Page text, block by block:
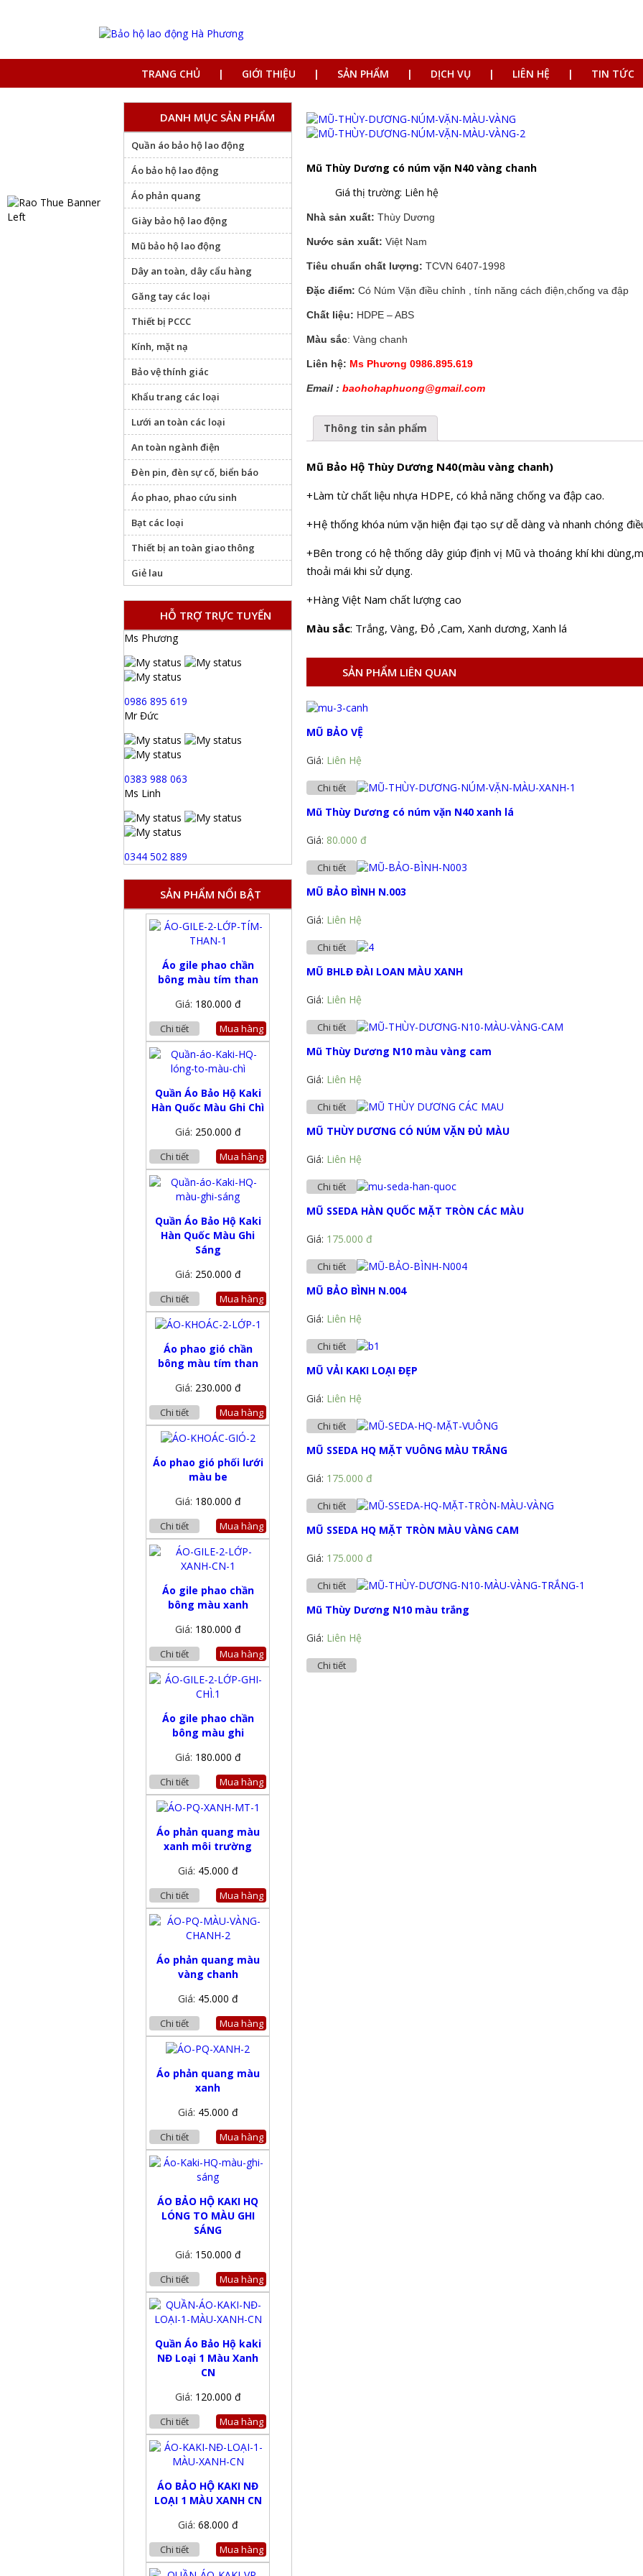
TRANG CHỦ GIỚI THIỆU SẢN PHẨM DỊCH VỤ LIÊN HỆ TIN TỨC
Mũ Thùy Dương có núm vặn N40 vàng chanh
Giá thị trường: Liên hệ
Nhà sản xuất: Thùy Dương
Nước sản xuất: Việt Nam
Tiêu chuẩn chất lượng: TCVN 6407-1998
Đặc điểm: Có Núm Vặn điều chỉnh , tính năng cách điện,chống va đập
Chất liệu: HDPE – ABS
Màu sắc: Vàng chanh
Liên hệ: Ms Phương 0986.895.619
Email : baohohaphuong@gmail.com
Thông tin sản phẩm
Mũ Bảo Hộ Thùy Dương N40(màu vàng chanh)
+Làm từ chất liệu nhựa HDPE, có khả năng chống va đập cao.
+Hệ thống khóa núm vặn hiện đại tạo sự dễ dàng và nhanh chóng
+Bên trong có hệ thống dây giúp định vị Mũ và thoáng khí khi
thoải mái khi sử dụng.
+Hàng Việt Nam chất lượng cao
Màu sắc: Trắng, Vàng, Đỏ ,Cam, Xanh dương, Xanh lá
SẢN PHẨM LIÊN QUAN
MŨ BẢO VỆ
Giá: Liên Hệ
Chi tiết
Mũ Thùy Dương có núm vặn N40 xanh lá
Giá: 80.000 đ
Chi tiết
MŨ BẢO BÌNH N.003
Giá: Liên Hệ
Chi tiết
MŨ BHLĐ ĐÀI LOAN MÀU XANH
Giá: Liên Hệ
Chi tiết
Mũ Thùy Dương N10 màu vàng cam
Giá: Liên Hệ
Chi tiết
MŨ THÙY DƯƠNG CÓ NÚM VẶN ĐỦ MÀU
Giá: Liên Hệ
Chi tiết
MŨ SSEDA HÀN QUỐC MẶT TRÒN CÁC MÀU
Giá: 175.000 đ
Chi tiết
MŨ BẢO BÌNH N.004
Giá: Liên Hệ
Chi tiết
MŨ VẢI KAKI LOẠI ĐẸP
Giá: Liên Hệ
Chi tiết
MŨ SSEDA HQ MẶT VUÔNG MÀU TRẮNG
Giá: 175.000 đ
Chi tiết
MŨ SSEDA HQ MẶT TRÒN MÀU VÀNG CAM
Giá: 175.000 đ
Chi tiết
Mũ Thùy Dương N10 màu trắng
Giá: Liên Hệ
Chi tiết
DANH MỤC SẢN PHẨM
Quần áo bảo hộ lao động
Áo bảo hộ lao động
Áo phản quang
Giày bảo hộ lao động
Mũ bảo hộ lao động
Dây an toàn, dây cẩu hàng
Găng tay các loại
Thiết bị PCCC
Kính, mặt nạ
Bảo vệ thính giác
Khẩu trang các loại
Lưới an toàn các loại
An toàn ngành điện
Đèn pin, đèn sự cố, biển báo
Áo phao, phao cứu sinh
Bạt các loại
Thiết bị an toàn giao thông
Giẻ lau
HỖ TRỢ TRỰC TUYẾN
Ms Phương
0986 895 619
Mr Đức
0383 988 063
Ms Linh
0344 502 889
SẢN PHẨM NỔI BẬT
Áo gile phao chần
bông màu tím than
Giá: 180.000 đ
Chi tiết Mua hàng
Quần Áo Bảo Hộ Kaki
Hàn Quốc Màu Ghi Chì
Giá: 250.000 đ
Chi tiết Mua hàng
Quần Áo Bảo Hộ Kaki
Hàn Quốc Màu Ghi
Sáng
Giá: 250.000 đ
Chi tiết Mua hàng
Áo phao gió chần
bông màu tím than
Giá: 230.000 đ
Chi tiết Mua hàng
Áo phao gió phối lưới
màu be
Giá: 180.000 đ
Chi tiết Mua hàng
Áo gile phao chần
bông màu xanh
Giá: 180.000 đ
Chi tiết Mua hàng
Áo gile phao chần
bông màu ghi
Giá: 180.000 đ
Chi tiết Mua hàng
Áo phản quang màu
xanh môi trường
Giá: 45.000 đ
Chi tiết Mua hàng
Áo phản quang màu
vàng chanh
Giá: 45.000 đ
Chi tiết Mua hàng
Áo phản quang màu
xanh
Giá: 45.000 đ
Chi tiết Mua hàng
ÁO BẢO HỘ KAKI HQ
LÓNG TO MÀU GHI
SÁNG
Giá: 150.000 đ
Chi tiết Mua hàng
Quần Áo Bảo Hộ kaki
NĐ Loại 1 Màu Xanh
CN
Giá: 120.000 đ
Chi tiết Mua hàng
ÁO BẢO HỘ KAKI NĐ
LOẠI 1 MÀU XANH CN
Giá: 68.000 đ
Chi tiết Mua hàng